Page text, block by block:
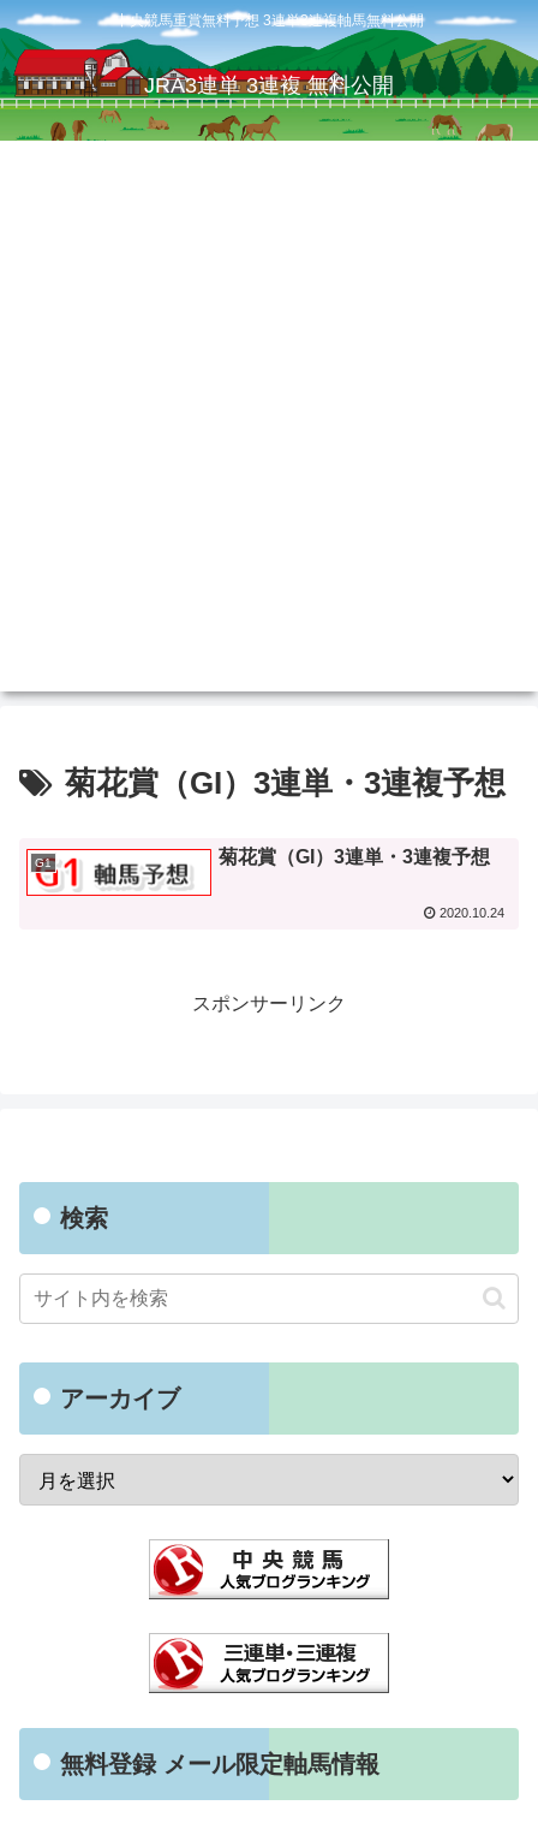
中央競馬重賞無料予想 3連単3連複軸馬無料公開
JRA3連単 3連複 無料公開
菊花賞（GI）3連単・3連複予想
G1 菊花賞（GI）3連単・3連複予想
2020.10.24
スポンサーリンク
検索
アーカイブ
無料登録 メール限定軸馬情報